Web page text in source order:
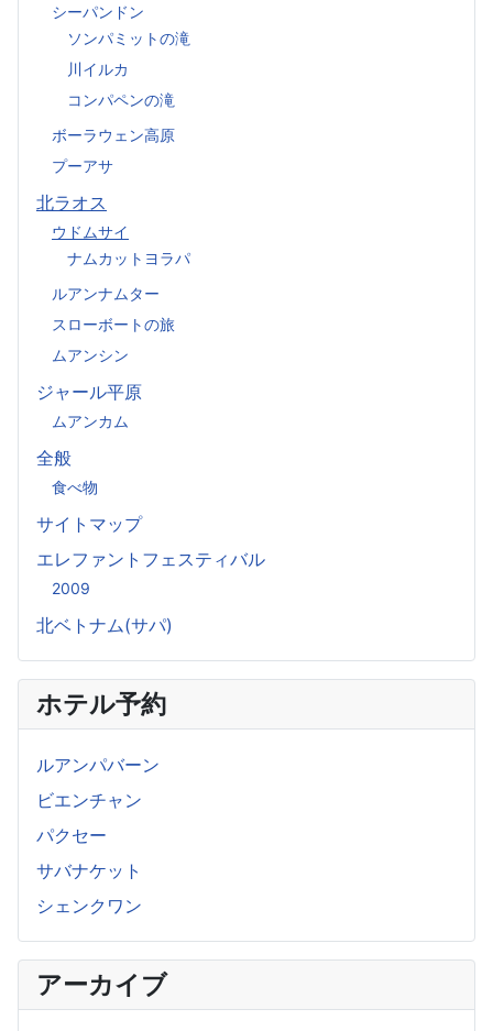
シーパンドン
ソンパミットの滝
川イルカ
コンパペンの滝
ボーラウェン高原
プーアサ
北ラオス
ウドムサイ
ナムカットヨラパ
ルアンナムター
スローボートの旅
ムアンシン
ジャール平原
ムアンカム
全般
食べ物
サイトマップ
エレファントフェスティバル
2009
北ベトナム(サパ)
ホテル予約
ルアンパバーン
ビエンチャン
パクセー
サバナケット
シェンクワン
アーカイブ